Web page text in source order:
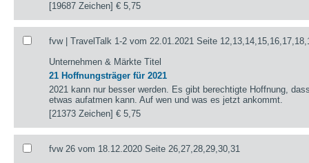
[19687 Zeichen]€ 5,75
fvw | TravelTalk 1-2 vom 22.01.2021 Seite
Unternehmen & Märkte Titel
21 Hoffnungsträger für 2021
2021 kann nur besser werden. Es gibt berechtigte Hoffnung,
etwas aufatmen kann. Auf wen und was es jetzt ankommt.
[21373 Zeichen]€ 5,75
fvw 26 vom 18.12.2020 Seite 26,27,28,29,30,31